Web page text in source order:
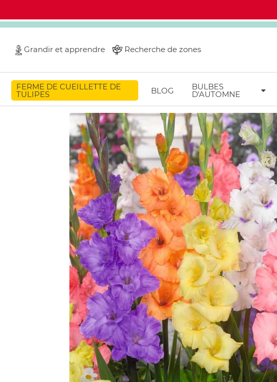
Grandir et apprendre Recherche de zones
FERME DE CUEILLETTE DE
TULIPES BLOG BULBES
D'AUTOMNE
Home Gladiolus